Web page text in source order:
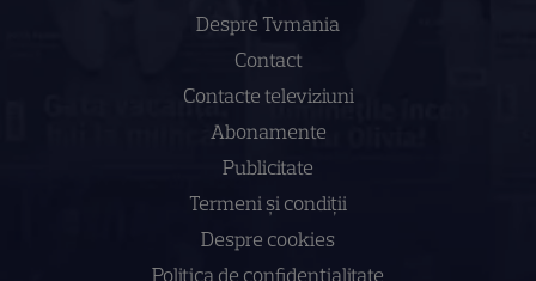
Despre Tvmania
Contact
Contacte televiziuni
Abonamente
Publicitate
Termeni și condiții
Despre cookies
Politica de confidenţialitate